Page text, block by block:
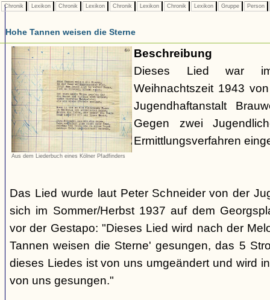
Chronik Lexikon Chronik Lexikon Chronik Lexikon Chronik Lexikon Gruppe Person
Hohe Tannen weisen die Sterne
Aus dem Liederbuch eines Kölner Pfadfinders
Beschreibung
Dieses Lied war
Weihnachtszeit 1943
Jugendhaftanstalt
Gegen zwei
Ermittlungsverfahren
Das Lied wurde laut Peter Schneider von der
sich im Sommer/Herbst 1937 auf dem
vor der Gestapo: "Dieses Lied wird nach der
Tannen weisen die Sterne' gesungen, das 5
dieses Liedes ist von uns umgeändert und wird
von uns gesungen."